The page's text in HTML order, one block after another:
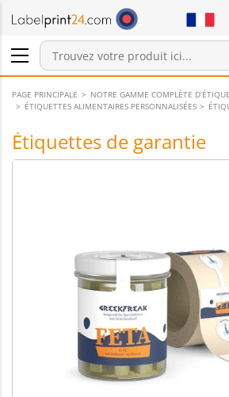
Connexion / Inscription
Produits dans le panier
Annonces
PAGE PRINCIPALE
NOTRE GAMME COMPLÈTE
ÉTIQUETTES ALIMENTAIRES PERSONNALISÉES
Étiquettes de garantie